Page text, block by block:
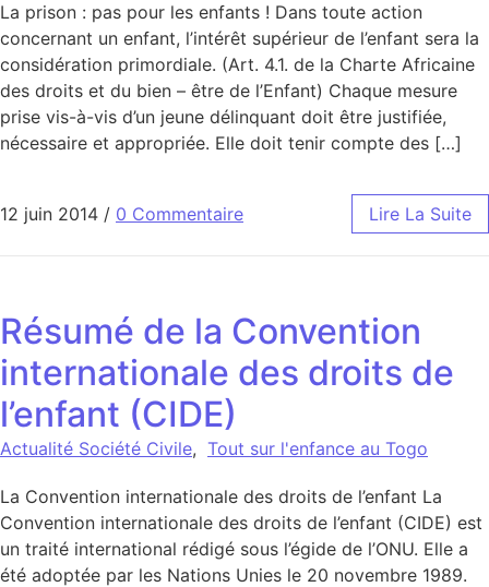
La prison : pas pour les enfants ! Dans toute action
concernant un enfant, l’intérêt supérieur de l’enfant sera la
considération primordiale. (Art. 4.1. de la Charte Africaine
des droits et du bien – être de l’Enfant) Chaque mesure
prise vis-à-vis d’un jeune délinquant doit être justifiée,
nécessaire et appropriée. Elle doit tenir compte des […]
12 juin 2014 / 0 Commentaire Lire La Suite
Résumé de la Convention
internationale des droits de
l’enfant (CIDE)
Actualité Société Civile, Tout sur l'enfance au Togo
La Convention internationale des droits de l’enfant La
Convention internationale des droits de l’enfant (CIDE) est
un traité international rédigé sous l’égide de l’ONU. Elle a
été adoptée par les Nations Unies le 20 novembre 1989.